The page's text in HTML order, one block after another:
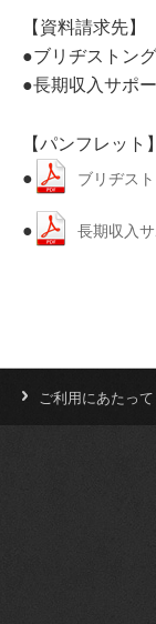
【資料請求先】
●ブリヂストン
●長期収入サポ
【パンフレット】
●
ブリヂス
● 長期収入
ご利用にあたって